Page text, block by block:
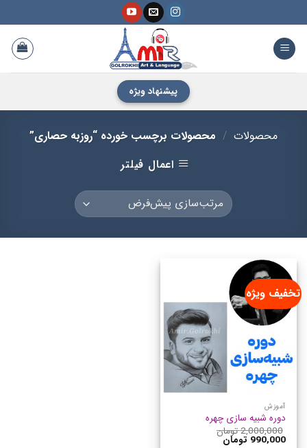
به
محتوا
پیشنهاد ویژه
محصولات / محصولات برچسب خورده “روزبه حصاری”
اعمال فیلتر
تخفیف ویژه
آموزش
دوره شبیه سازی چهره
2,000,000تومان
990,000 تومان